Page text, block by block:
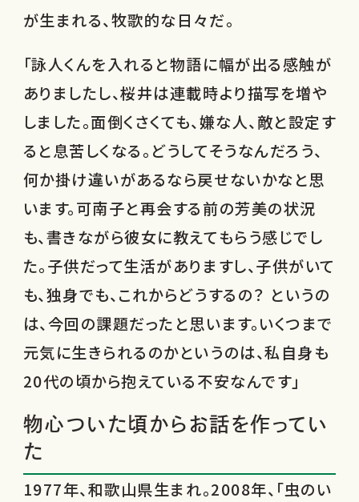
が生まれる、牧歌的な日々だ。
「詠人くんを入れると物語に幅が出る感触が
ありましたし、桜井は連載時より描写を増や
しました。面倒くさくても、嫌な人、敵と設定す
ると息苦しくなる。どうしてそうなんだろう、
何か掛け違いがあるなら戻せないかなと思
います。可南子と再会する前の芳美の状況
も、書きながら彼女に教えてもらう感じでし
た。子供だって生活がありますし、子供がいて
も、独身でも、これからどうするの？ というの
は、今回の課題だったと思います。いくつまで
元気に生きられるのかというのは、私自身も
20代の頃から抱えている不安なんです」
物心ついた頃からお話を作ってい
た
1977年、和歌山県生まれ。2008年、「虫のい